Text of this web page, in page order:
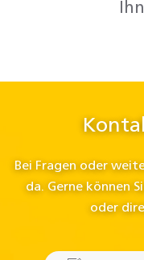
Bei Fragen oder
da. Gerne können
oder